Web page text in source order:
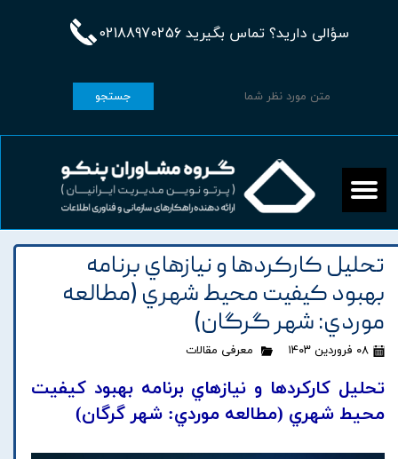
سؤالی دارید؟ تماس بگیرید 02188970256
جستجو
تحليل کارکردها و نيازهاي برنامه
بهبود کيفيت محيط شهري (مطالعه
موردي: شهر گرگان)
۰۸ فروردین ۱۴۰۳ معرفی مقالات
تحليل کارکردها و نيازهاي برنامه بهبود کيفيت
محيط شهري (مطالعه موردي: شهر گرگان)